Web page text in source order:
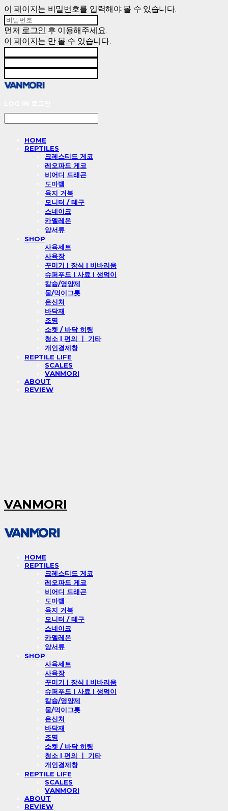
이 페이지는 비밀번호를 입력해야 볼 수 있습니다.
먼저 로그인 후 이용해주세요.
이 페이지는 만 볼 수 있습니다.
HOME
REPTILES
크레스티드 게코
레오파드 게코
비어디 드래곤
도마뱀
육지 거북
모니터 / 테구
스네이크
카멜레온
양서류
SHOP
사육세트
사육장
꾸미기 l 장식 l 비바리움
슈퍼푸드 l 사료 l 생먹이
칼슘/영양제
물/먹이그릇
은신처
바닥재
조명
소켓 / 바닥 히팅
청소 l 편의 ㅣ 기타
개인결제창
REPTILE LIFE
SCALES
VANMORI
ABOUT
REVIEW
VANMORI
HOME
REPTILES
크레스티드 게코
레오파드 게코
비어디 드래곤
도마뱀
육지 거북
모니터 / 테구
스네이크
카멜레온
양서류
SHOP
사육세트
사육장
꾸미기 l 장식 l 비바리움
슈퍼푸드 l 사료 l 생먹이
칼슘/영양제
물/먹이그릇
은신처
바닥재
조명
소켓 / 바닥 히팅
청소 l 편의 ㅣ 기타
개인결제창
REPTILE LIFE
SCALES
VANMORI
ABOUT
REVIEW